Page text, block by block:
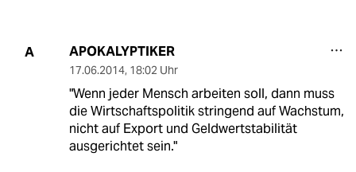
A APOKALYPTIKER
17.06.2014, 18:02 Uhr
"Wenn jeder Mensch arbeiten soll, dann muss
die Wirtschaftspolitik stringend auf Wachstum,
nicht auf Export und Geldwertstabilität
ausgerichtet sein."